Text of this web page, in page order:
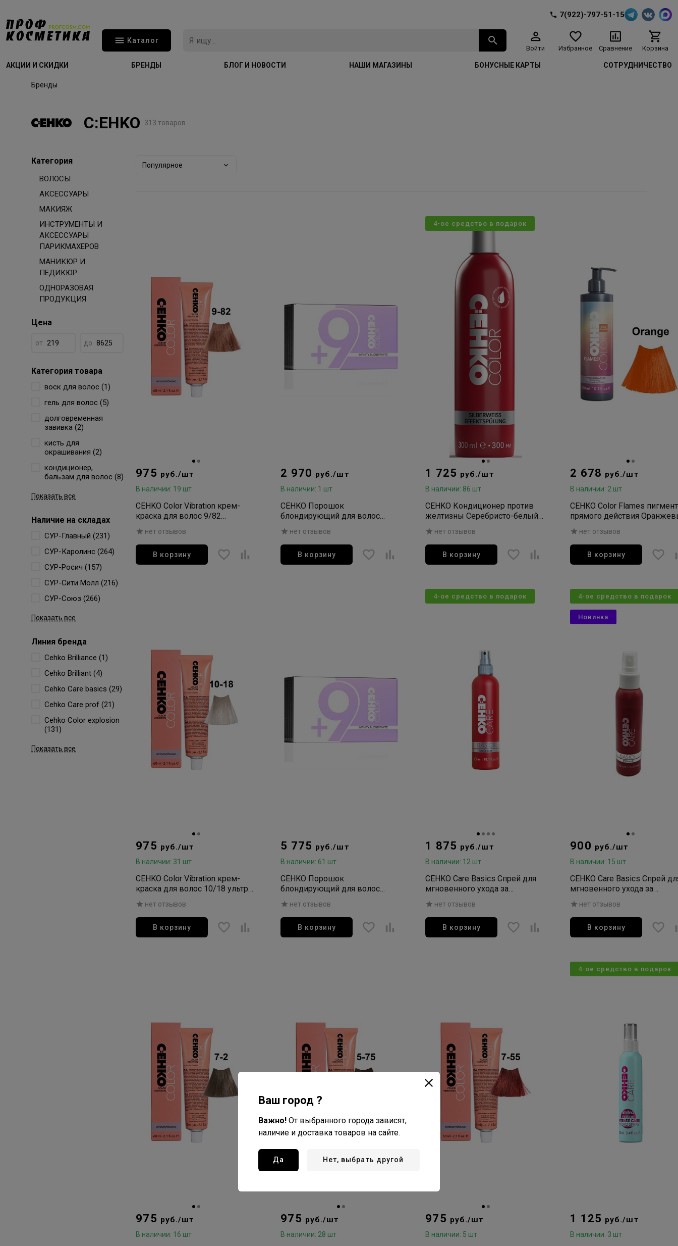
7(922)-797-51-15
Каталог
Войти Избранное Сравнение Корзина
АКЦИИ И СКИДКИ БРЕНДЫ БЛОГ И НОВОСТИ НАШИ МАГАЗИНЫ БОНУСНЫЕ КАРТЫ СОТРУДНИЧЕСТВО
Бренды
C:EHKO 313 товаров
Категория
ВОЛОСЫ
АКСЕССУАРЫ
МАКИЯЖ
ИНСТРУМЕНТЫ И
АКСЕССУАРЫ
ПАРИКМАХЕРОВ
МАНИКЮР И
ПЕДИКЮР
ОДНОРАЗОВАЯ
ПРОДУКЦИЯ
Цена
от до
Категория товара
воск для волос (1)
гель для волос (5)
долговременная
завивка (2)
кисть для
окрашивания (2)
кондиционер,
бальзам для волос (8)
Показать все
Наличие на складах
СУР-Главный (231)
СУР-Каролинс (264)
СУР-Росич (157)
СУР-Сити Молл (216)
СУР-Союз (266)
Показать все
Линия бренда
Cehko Brilliance (1)
Cehko Brilliant (4)
Cehko Care basics (29)
Cehko Care prof (21)
Cehko Color explosion
(131)
Показать все
Популярное
975 руб./шт
В наличии: 19 шт
CEHKO Color Vibration крем-
краска для волос 9/82
молочная карамель 60мл
нет отзывов
В корзину
2 970 руб./шт
В наличии: 1 шт
CEHKO Порошок
блондирующий для волос
Infinity Blond Белый 500г
нет отзывов
В корзину
1 725 руб./шт
В наличии: 86 шт
CEHKO Кондиционер против
желтизны Серебристо-белый
Silberweiz Effektspulung 300мл
нет отзывов
В корзину
4-ое средство в подарок
2 678 руб./шт
В наличии: 2 шт
CEHKO Color Flames пигмент
прямого действия
Orange 300мл
нет отзывов
В корзину
975 руб./шт
В наличии: 31 шт
CEHKO Color Vibration крем-
краска для волос 10/18 ультра-
светлый жемчужно-
фиолетовый блондин 60мл
нет отзывов
В корзину
5 775 руб./шт
В наличии: 61 шт
CEHKO Порошок
блондирующий для волос
Infinity Blond Белый 2*500г
нет отзывов
В корзину
1 875 руб./шт
В наличии: 12 шт
CEHKO Care Basics Спрей для
мгновенного ухода за
волосами Spruhkur 300мл
нет отзывов
В корзину
4-ое средство в подарок
900 руб./шт
В наличии: 15 шт
CEHKO Care Basics Спрей
мгновенного ухода за
волосами Spruhkur 100мл
нет отзывов
В корзину
4-ое средство в подарок
Новинка
975 руб./шт
В наличии: 16 шт
975 руб./шт
В наличии: 28 шт
975 руб./шт
В наличии: 5 шт
1 125 руб./шт
В наличии: 3 шт
4-ое средство в подарок
Ваш город ?
Важно! От выбранного города зависят,
наличие и доставка товаров на сайте.
Да Нет, выбрать другой